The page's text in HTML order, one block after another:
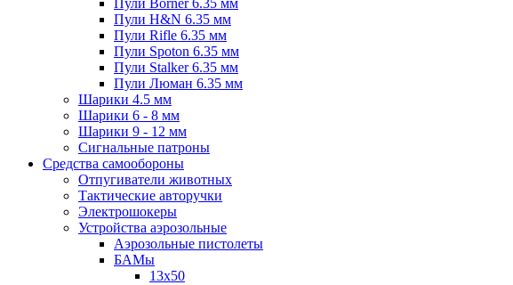
Пули H&N 6.35 мм
Пули Rifle 6.35 мм
Пули Spoton 6.35 мм
Пули Stalker 6.35 мм
Пули Люман 6.35 мм
Шарики 4.5 мм
Шарики 6 - 8 мм
Шарики 9 - 12 мм
Сигнальные патроны
Средства самообороны
Отпугиватели животных
Тактические авторучки
Электрошокеры
Устройства аэрозольные
Аэрозольные пистолеты
БАМы
13х50